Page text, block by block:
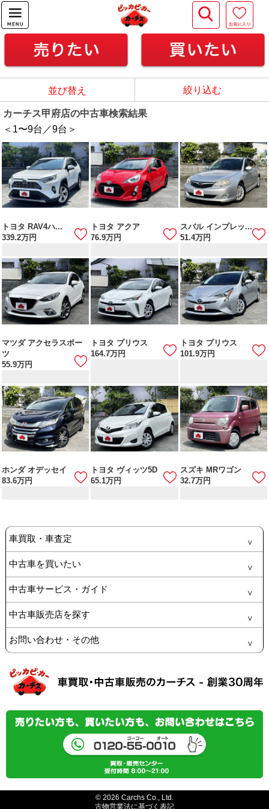
並び替え 絞り込む
カーチス甲府店の中古車検索結果
＜1〜9台／9台＞
トヨタ RAV4ハ...
339.2万円
トヨタ アクア
76.9万円
スバル インプレッ...
51.4万円
マツダ アクセラスポー
ツ
55.9万円
トヨタ プリウス
164.7万円
トヨタ プリウス
101.9万円
ホンダ オデッセイ
83.6万円
トヨタ ヴィッツ5D
65.1万円
スズキ MRワゴン
32.7万円
車買取・車査定
中古車を買いたい
中古車サービス・ガイド
中古車販売店を探す
お問い合わせ・その他
© 2026 Carchs Co., Ltd.
古物営業法に基づく表記